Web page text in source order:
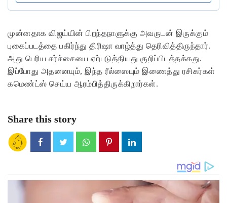
முன்னதாக விஜய்யின் பிறந்தநாளுக்கு அவருடன் இருக்கும்
புகைப்படத்தை பகிர்ந்து திரிஷா வாழ்த்து தெரிவித்திருந்தார்.
அது பெரிய சர்ச்சையை ஏற்படுத்தியது குறிப்பிடத்தக்கது.
இப்போது அதனையும், இந்த ரீல்ஸையும் இணைத்து ரசிகர்கள்
கமெண்ட்ஸ் செய்ய ஆரம்பித்திருக்கிறார்கள்.
Share this story